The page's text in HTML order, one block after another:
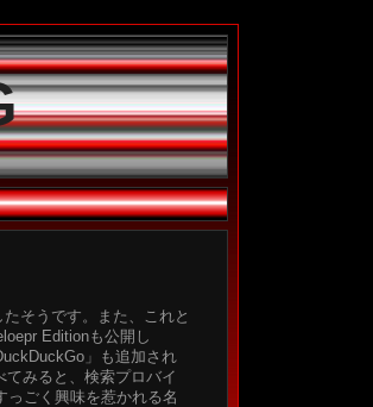
そうです。また、これと
Editionも公開し
」も追加され
みると、検索プロバイ
っごく興味を惹かれる名